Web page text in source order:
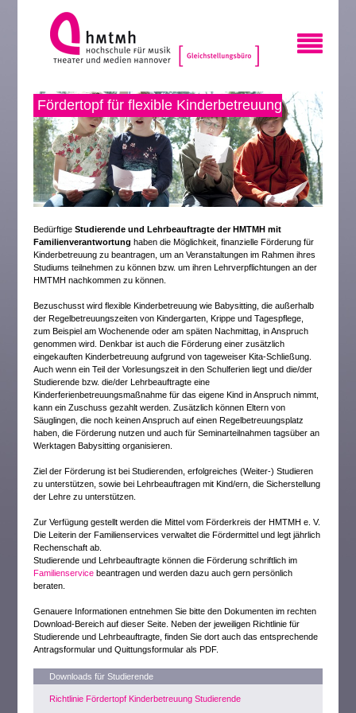
Fördertopf für flexible Kinderbetreuung
Bedürftige Studierende und Lehrbeauftragte der HMTMH mit
Familienverantwortung haben die Möglichkeit, finanzielle Förderung für
Kinderbetreuung zu beantragen, um an Veranstaltungen im Rahmen ihres
Studiums teilnehmen zu können bzw. um ihren Lehrverpflichtungen an der
HMTMH nachkommen zu können.
Bezuschusst wird flexible Kinderbetreuung wie Babysitting, die außerhalb
der Regelbetreuungszeiten von Kindergarten, Krippe und Tagespflege,
zum Beispiel am Wochenende oder am späten Nachmittag, in Anspruch
genommen wird. Denkbar ist auch die Förderung einer zusätzlich
eingekauften Kinderbetreuung aufgrund von tageweiser Kita-Schließung.
Auch wenn ein Teil der Vorlesungszeit in den Schulferien liegt und die/der
Studierende bzw. die/der Lehrbeauftragte eine
Kinderferienbetreuungsmaßnahme für das eigene Kind in Anspruch nimmt,
kann ein Zuschuss gezahlt werden. Zusätzlich können Eltern von
Säuglingen, die noch keinen Anspruch auf einen Regelbetreuungsplatz
haben, die Förderung nutzen und auch für Seminarteilnahmen tagsüber an
Werktagen Babysitting organisieren.
Ziel der Förderung ist bei Studierenden, erfolgreiches (Weiter-) Studieren
zu unterstützen, sowie bei Lehrbeauftragen mit Kind/ern, die Sicherstellung
der Lehre zu unterstützen.
Zur Verfügung gestellt werden die Mittel vom Förderkreis der HMTMH e. V.
Die Leiterin der Familienservices verwaltet die Fördermittel und legt jährlich
Rechenschaft ab.
Studierende und Lehrbeauftragte können die Förderung schriftlich im
Familienservicebeantragen und werden dazu auch gern persönlich
beraten.
Genauere Informationen entnehmen Sie bitte den Dokumenten im rechten
Download-Bereich auf dieser Seite. Neben der jeweiligen Richtlinie für
Studierende und Lehrbeauftragte, finden Sie dort auch das entsprechende
Antragsformular und Quittungsformular als PDF.
Downloads für Studierende
Richtlinie Fördertopf Kinderbetreuung Studierende